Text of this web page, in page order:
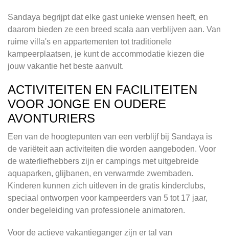
Sandaya begrijpt dat elke gast unieke wensen heeft, en
daarom bieden ze een breed scala aan verblijven aan. Van
ruime villa's en appartementen tot traditionele
kampeerplaatsen, je kunt de accommodatie kiezen die
jouw vakantie het beste aanvult.
ACTIVITEITEN EN FACILITEITEN
VOOR JONGE EN OUDERE
AVONTURIERS
Een van de hoogtepunten van een verblijf bij Sandaya is
de variëteit aan activiteiten die worden aangeboden. Voor
de waterliefhebbers zijn er campings met uitgebreide
aquaparken, glijbanen, en verwarmde zwembaden.
Kinderen kunnen zich uitleven in de gratis kinderclubs,
speciaal ontworpen voor kampeerders van 5 tot 17 jaar,
onder begeleiding van professionele animatoren.
Voor de actieve vakantieganger zijn er tal van